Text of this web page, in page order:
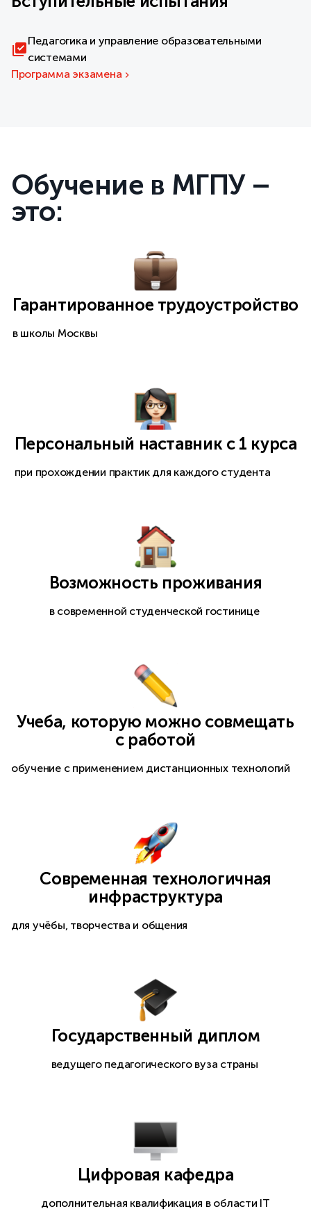
Педагогика и управление образовательными
системами
Программа экзамена
Обучение в МГПУ –
это:
Гарантированное трудоустройство
в школы Москвы
Персональный наставник с 1 курса
при прохождении практик для каждого студента
Возможность проживания
в современной студенческой гостинице
Учеба, которую можно совмещать
с работой
обучение с применением дистанционных технологий
Современная технологичная
инфраструктура
для учёбы, творчества и общения
Государственный диплом
ведущего педагогического вуза страны
Цифровая кафедра
дополнительная квалификация в области IT